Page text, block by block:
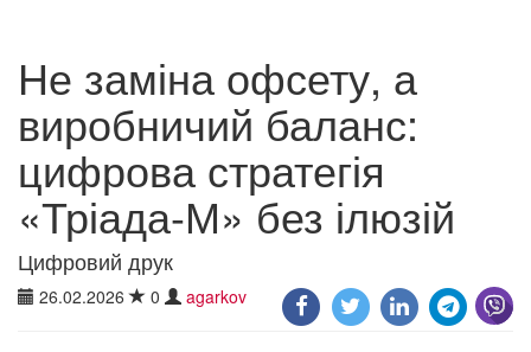
Не заміна офсету, а
виробничий баланс:
цифрова стратегія
«Тріада-М» без ілюзій
Цифровий друк
26.02.2026 0 agarkov